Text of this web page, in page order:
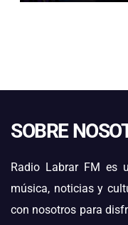
SOBRE
Radio Labrar FM es
música, noticias y
con nosotros para